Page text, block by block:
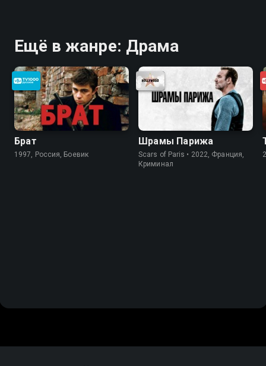
Ещё в жанре: Драма
Брат
1997, Россия, Боевик
Шрамы Парижа
Scars of Paris • 2022, Франция,
Криминал